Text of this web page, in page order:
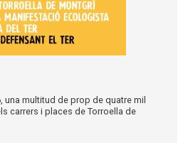
una multitud de prop de quatre mil
carrers i places de Torroella de